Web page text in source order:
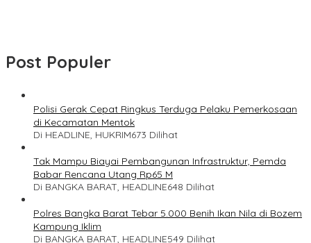
Post Populer
Polisi Gerak Cepat Ringkus Terduga Pelaku Pemerkosaan
di Kecamatan Mentok
Di HEADLINE, HUKRIM673 Dilihat
Tak Mampu Biayai Pembangunan Infrastruktur, Pemda
Babar Rencana Utang Rp65 M
Di BANGKA BARAT, HEADLINE648 Dilihat
Polres Bangka Barat Tebar 5.000 Benih Ikan Nila di Bozem
Kampung Iklim
Di BANGKA BARAT, HEADLINE549 Dilihat